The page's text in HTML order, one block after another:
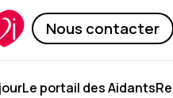
Nous contacter
Le portail des Aidants